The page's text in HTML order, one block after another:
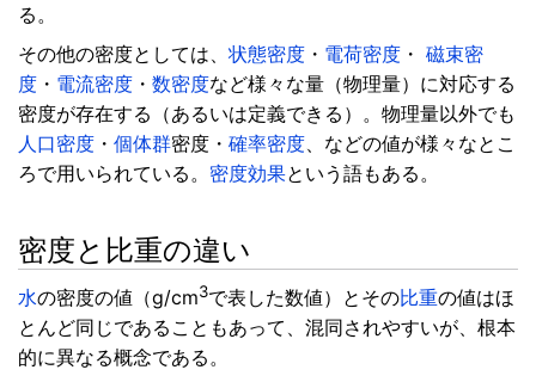
る。
その他の密度としては、 状態密度 ・ 電荷密度 ・ 磁束密
度 ・ 電流密度 ・ 数密度など様々な量（物理量）に対応する
密度が存在する（あるいは定義できる）。物理量以外でも
人口密度 ・ 個体群密度・ 確率密度 、などの値が様々なとこ
ろで用いられている。 密度効果という語もある。
密度と比重の違い
水の密度の値（g/cm3で表した数値）とその比重の値はほ
とんど同じであることもあって、混同されやすいが、根本
的に異なる概念である。